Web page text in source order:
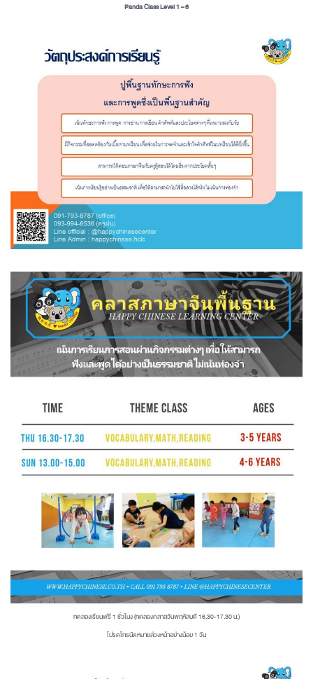
Panda Class Level 1 – 6
ทดลองเรียนฟรี 1 ชั่วโมง (ทดลองคลาสวันพฤหัสบดี 16.30-17.30 น.)
โปรดโทรนัดหมายล่วงหน้าอย่างน้อย 1 วัน